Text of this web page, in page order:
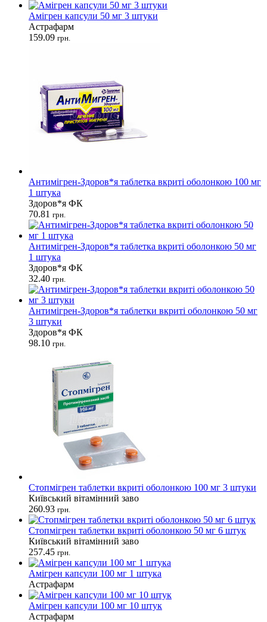
Амігрен капсули 50 мг 3 штуки
Астрафарм
159.09 грн.
Антимігрен-Здоров*я таблетка вкриті оболонкою 100 мг
1 штука
Здоров*я ФК
70.81 грн.
Антимігрен-Здоров*я таблетка вкриті оболонкою 50 мг
1 штука
Здоров*я ФК
32.40 грн.
Антимігрен-Здоров*я таблетки вкриті оболонкою 50 мг
3 штуки
Здоров*я ФК
98.10 грн.
Стопмігрен таблетки вкриті оболонкою 100 мг 3 штуки
Київський вітамінний заво
260.93 грн.
Стопмігрен таблетки вкриті оболонкою 50 мг 6 штук
Київський вітамінний заво
257.45 грн.
Амігрен капсули 100 мг 1 штука
Астрафарм
Амігрен капсули 100 мг 10 штук
Астрафарм